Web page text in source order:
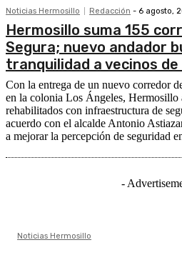
Noticias Hermosillo Redacción - 6 agosto,
Hermosillo suma 155
Segura; nuevo andador
tranquilidad a vecinos de
Con la entrega de un nuevo corredor
en la colonia Los Ángeles, Hermosillo
rehabilitados con infraestructura de
acuerdo con el alcalde Antonio
a mejorar la percepción de seguridad
-
Noticias Hermosillo